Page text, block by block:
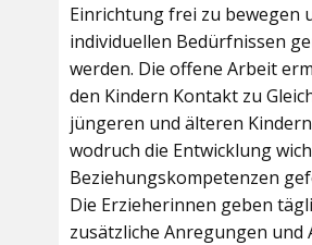
Einrichtung frei zu bewegen
individuellen Bedürfnissen
werden. Die offene Arbeit
den Kindern Kontakt zu
jüngeren und älteren
wodruch die Entwicklung
Beziehungskompetenzen
Die Erzieherinnen geben
zusätzliche Anregungen und